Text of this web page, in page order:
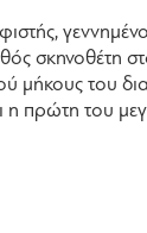
σκηνοθέτη
μήκους του
η πρώτη του